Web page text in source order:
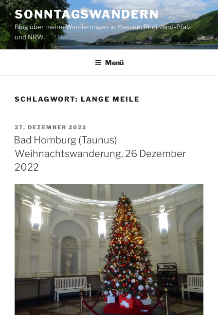
Zum
Inhalt
springen
SONNTAGSWANDERN
Blog über meine Wanderungen in Hessen, Rheinland-Pfalz
und NRW
Menü
SCHLAGWORT: LANGE MEILE
VERÖFFENTLICHT
AM
27. DEZEMBER 2022
Bad Homburg (Taunus)
Weihnachtswanderung, 26 Dezember
2022